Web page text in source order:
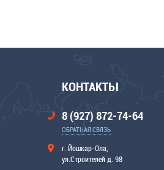
КОНТАКТЫ
8 (927) 872-74-64
ОБРАТНАЯ СВЯЗЬ
г. Йошкар-Ола,
ул.Строителей д. 98